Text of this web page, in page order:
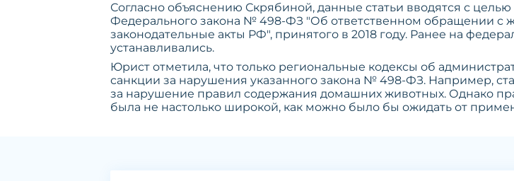
Согласно объяснению Скрябиной, данные статьи вводятся с
Федерального закона № 498-ФЗ "Об ответственном обращении с
законодательные акты РФ", принятого в 2018 году. Ранее на
устанавливались.
Юрист отметила, что только региональные кодексы об
санкции за нарушения указанного закона № 498-ФЗ. Например,
за нарушение правил содержания домашних животных. Однако
была не настолько широкой, как можно было бы ожидать от